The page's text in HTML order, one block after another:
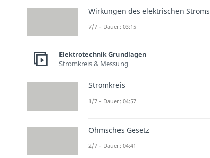
Wirkungen des elektrischen Stroms
7/7 – Dauer: 03:15
Elektrotechnik Grundlagen
Stromkreis & Messung
Stromkreis
1/7 – Dauer: 04:57
Ohmsches Gesetz
2/7 – Dauer: 04:41